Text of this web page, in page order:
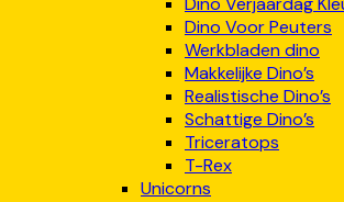
Dino Voor Peuters
Werkbladen dino
Makkelijke Dino’s
Realistische Dino’s
Schattige Dino’s
Triceratops
T-Rex
Unicorns